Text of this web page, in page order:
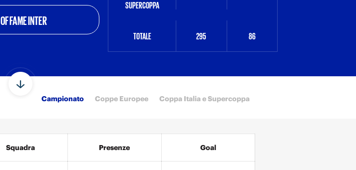
OF FAME INTER
SUPERCOPPA
TOTALE 295 86
Coppa Italia e Supercoppa
Coppe Europee
Campionato
Squadra Presenze Goal